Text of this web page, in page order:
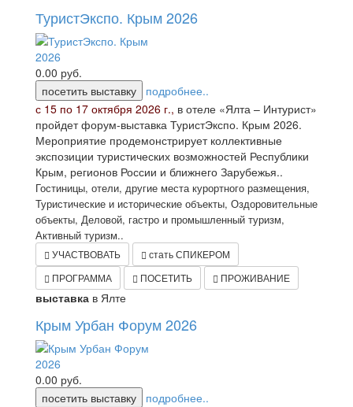
ТуристЭкспо. Крым 2026
0.00 руб.
посетить выставку
подробнее..
с 15 по 17 октября 2026 г., в отеле «Ялта – Интурист»
пройдет форум-выставка ТуристЭкспо. Крым 2026.
Мероприятие продемонстрирует коллективные
экспозиции туристических возможностей Республики
Крым, регионов России и ближнего Зарубежья..
Гостиницы, отели, другие места курортного размещения,
Туристические и исторические объекты, Оздоровительные
объекты, Деловой, гастро и промышленный туризм,
Активный туризм..
УЧАСТВОВАТЬ
стать СПИКЕРОМ
ПРОГРАММА
ПОСЕТИТЬ ПРОЖИВАНИЕ
выставка в Ялте
Крым Урбан Форум 2026
0.00 руб.
посетить выставку
подробнее..